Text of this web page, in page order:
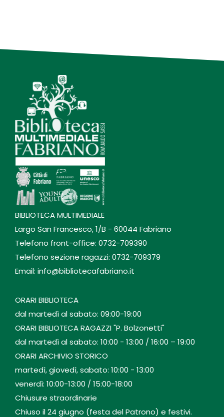
BIBLIOTECA MULTIMEDIALE
Largo San Francesco, 1/B - 60044 Fabriano
Telefono front-office: 0732-709390
Telefono sezione ragazzi: 0732-709379
Email: info@bibliotecafabriano.it
ORARI BIBLIOTECA
dal martedì al sabato: 09:00-19:00
ORARI BIBLIOTECA RAGAZZI "P. Bolzonetti"
dal martedì al sabato: 10:00 - 13:00 / 16:00 – 19:00
ORARI ARCHIVIO STORICO
martedì, giovedì, sabato: 10:00 - 13:00
venerdì: 10:00-13:00 / 15:00-18:00
Chiusure straordinarie
Chiuso il 24 giugno (festa del Patrono) e festivi.